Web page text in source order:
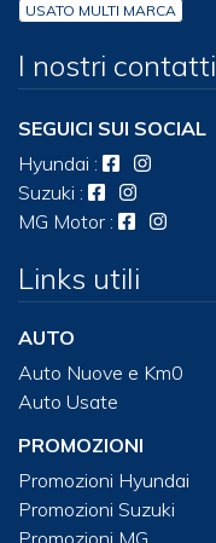
USATO MULTI MARCA
I nostri contatti
SEGUICI SUI SOCIAL
Hyundai :
Suzuki :
MG Motor :
Links utili
AUTO
Auto Nuove e Km0
Auto Usate
PROMOZIONI
Promozioni Hyundai
Promozioni Suzuki
Promozioni MG